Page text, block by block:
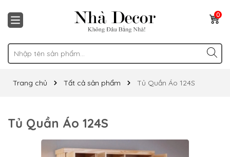
0
Trang chủ Tất cả sản phẩm Tủ Quần Áo 124S
Tủ Quần Áo 124S